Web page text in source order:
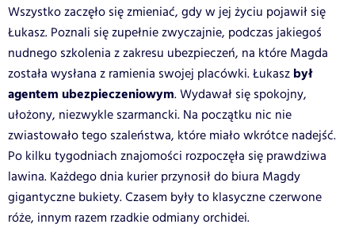
Wszystko zaczęło się zmieniać, gdy w jej życiu pojawił się
Łukasz. Poznali się zupełnie zwyczajnie, podczas jakiegoś
nudnego szkolenia z zakresu ubezpieczeń, na które Magda
została wysłana z ramienia swojej placówki. Łukasz był
agentem ubezpieczeniowym. Wydawał się spokojny,
ułożony, niezwykle szarmancki. Na początku nic nie
zwiastowało tego szaleństwa, które miało wkrótce nadejść.
Po kilku tygodniach znajomości rozpoczęła się prawdziwa
lawina. Każdego dnia kurier przynosił do biura Magdy
gigantyczne bukiety. Czasem były to klasyczne czerwone
róże, innym razem rzadkie odmiany orchidei.